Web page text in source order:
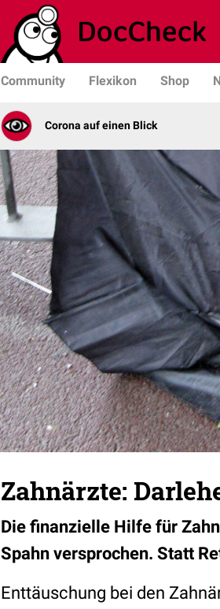
Community Flexikon Shop
Corona auf einen Blick
Zahnärzte:
Die finanzielle Hilfe für
Spahn versprochen. Statt
Enttäuschung bei den